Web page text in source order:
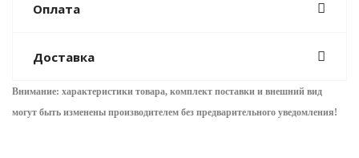
Оплата
Доставка
Внимание: характеристики товара, комплект поставки и внешний вид
могут быть изменены производителем без предварительного уведомления!